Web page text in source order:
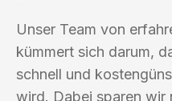
Unser Team von
kümmert sich darum,
schnell und
wird. Dabei sparen wir